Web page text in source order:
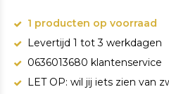
1 producten op voorraad
Levertijd 1 tot 3 werkdagen
0636013680 klantenservice
LET OP: wil jij iets zien van